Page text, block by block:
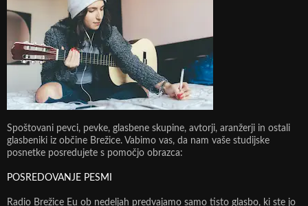
Spoštovani pevci, pevke, glasbene skupine, avtorji, aranžerji in ostali
glasbeniki iz občine Brežice. Vabimo vas, da nam vaše studijske
posnetke posredujete s pomočjo obrazca:
POSREDOVANJE PESMI
Radio Brežice Eu ob nedeljah predvajamo samo tisto glasbo, ki ste jo